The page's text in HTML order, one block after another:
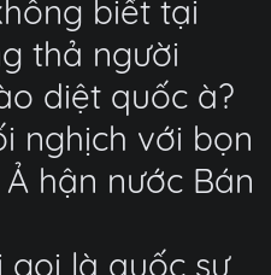
biết tại
thả người
diệt quốc à?
nghịch với bọn
hận nước Bán
gọi là quốc sư